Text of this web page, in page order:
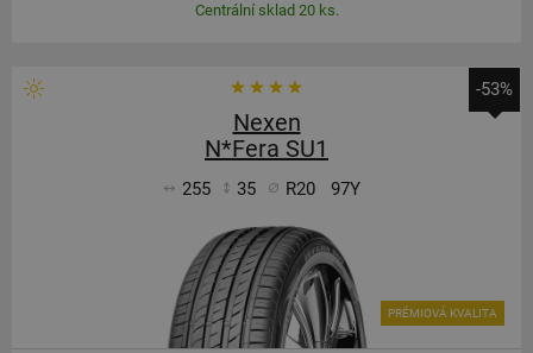
Centrální sklad 20 ks.
-53%
Nexen
N*Fera SU1
255 35 R20 97Y
PRÉMIOVÁ KVALITA